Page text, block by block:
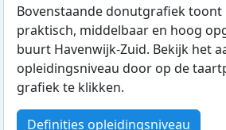
Bovenstaande donutgrafiek
praktisch, middelbaar en hoog
buurt Havenwijk-Zuid. Bekijk het
opleidingsniveau door op de
grafiek te klikken.
Definities opleidingsniveau